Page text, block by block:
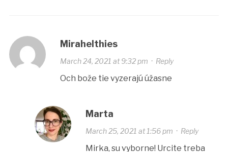
Mirahelthies
March 24, 2021 at 9:32 pm · Reply
Och bože tie vyzerajú úžasne
Marta
March 25, 2021 at 1:56 pm · Reply
Mirka, su vyborne! Urcite treba